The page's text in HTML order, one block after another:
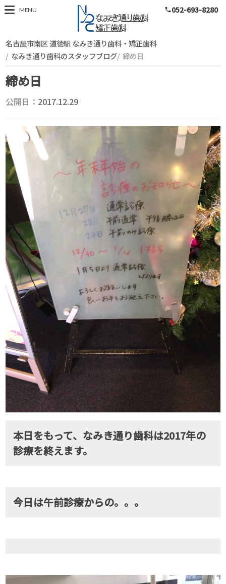
スタッフブログ
MENU phone052-693-8280
名古屋市南区 道徳駅 なみき通り歯科・矯正歯科
なみき通り歯科のスタッフブログ 締め日
締め日
公開日： 2017.12.29
本日をもって、なみき通り歯科は2017年の
診療を終えます。
今日は午前診療からの。。。